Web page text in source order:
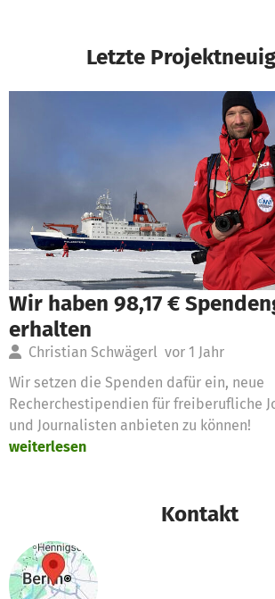
Letzte
Wir haben 98,17 €
erhalten
Christian Schwägerl vor 1 Jahr
Wir setzen die Spenden dafür ein, neue
Recherchestipendien für freiberufliche
und Journalisten anbieten zu können!
weiterlesen
Kontakt